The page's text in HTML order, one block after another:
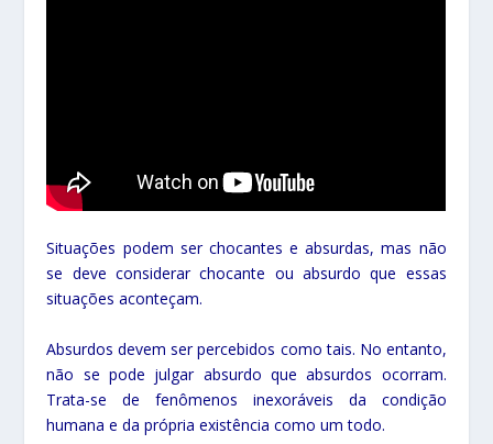
Situações podem ser chocantes e absurdas, mas não
se deve considerar chocante ou absurdo que essas
situações aconteçam.
Absurdos devem ser percebidos como tais. No entanto,
não se pode julgar absurdo que absurdos ocorram.
Trata-se de fenômenos inexoráveis da condição
humana e da própria existência como um todo.